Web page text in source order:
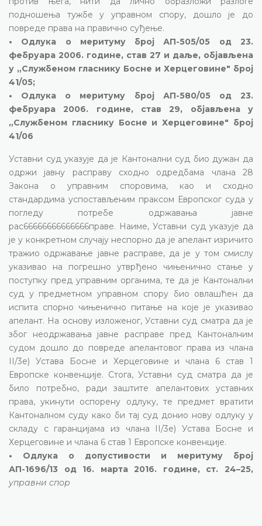
подношења тужбе у управном спору, дошло је до
повреде права на правично суђење.
• Одлука о меритуму број АП-505/05 од 23.
фебруара 2006. године, став 27 и даље, објављена
у „Службеном гласнику Босне и Херцеговине" број
41/05;
• Одлука о меритуму број АП-580/05 од 23.
фебруара 2006. године, став 29, објављена у
„Службеном гласнику Босне и Херцеговине" број
41/06
Уставни суд указује да је Кантонални суд био дужан да
одржи јавну расправу сходно одредбама члана 28
Закона о управним споровима, као и сходно
стандардима успостављеним праксом Европског суда у
погледу потребе одржавања јавне
рас66666666666666праве. Наиме, Уставни суд указује да
је у конкретном случају неспорно да је апелант изричито
тражио одржавање јавне расправе, да је у том смислу
указивао на погрешно утврђено чињенично стање у
поступку пред управним органима, те да је Кантонални
суд у предметном управном спору био овлашћен да
испита спорно чињенично питање на које је указивао
апелант. На основу изложеног, Уставни суд сматра да је
због неодржавања јавне расправе пред Кантоналним
судом дошло до повреде апелантовог права из члана
II/3е) Устава Босне и Херцеговине и члана 6 став 1
Европске конвенције. Стога, Уставни суд сматра да је
било потребно, ради заштите апелантових уставних
права, укинути оспорену одлуку, те предмет вратити
Кантоналном суду како би тај суд донио нову одлуку у
складу с гаранцијама из члана II/3е) Устава Босне и
Херцеговине и члана 6 став 1 Европске конвенције.
• Одлука о допустивости и меритуму број
АП-1696/13 од 16. марта 2016. године, ст. 24–25,
управни спор